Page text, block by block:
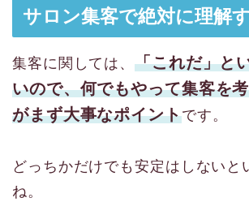
サロン集客で絶対に理解
集客に関しては、「これだ」と
いので、何でもやって集客を
がまず大事なポイントです。
どっちかだけでも安定はしないと
ね。